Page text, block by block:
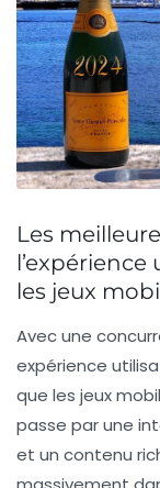
Les
les jeux
Avec une
expérience
que les jeux
passe par une
et un contenu